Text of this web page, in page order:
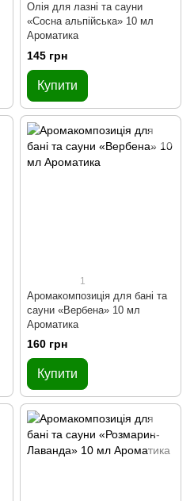
Олія для лазні та сауни
«Сосна альпійська» 10 мл
Ароматика
145 грн
Купити
1
Аромакомпозиція для бані та
сауни «Вербена» 10 мл
Ароматика
160 грн
Купити